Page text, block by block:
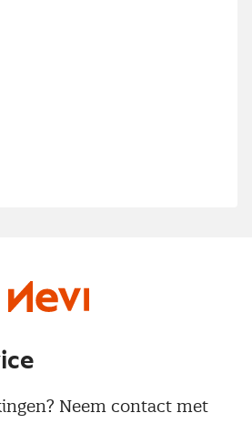
Neem contact met